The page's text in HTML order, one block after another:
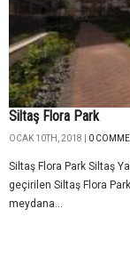
Siltaş Flora Park
OCAK 10TH, 2018 | 0
Siltaş Flora Park Siltaş
geçirilen Siltaş Flora
meydana...